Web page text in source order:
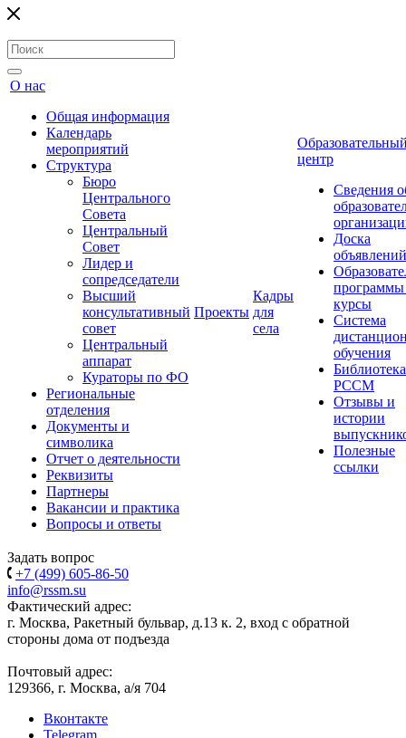
О нас
Общая информация
Календарь
мероприятий
Структура
Бюро
Центрального
Совета
Центральный
Совет
Лидер и
сопредседатели
Высший
консультативный
совет
Центральный
аппарат
Кураторы по ФО
Региональные
отделения
Документы и
символика
Отчет о деятельности
Реквизиты
Партнеры
Вакансии и практика
Вопросы и ответы
Проекты
Кадры
для
села
центр
Сведения
Доска
объявлений
курсы
Система
обучения
Библиотека
РССМ
Отзывы и
истории
Полезные
ссылки
Задать вопрос
+7 (499) 605-86-50
info@rssm.su
Фактический адрес:
г. Москва, Ракетный бульвар, д.13 к. 2, вход с обратной
стороны дома от подъезда
Почтовый адрес:
129366, г. Москва, а/я 704
Вконтакте
Telegram